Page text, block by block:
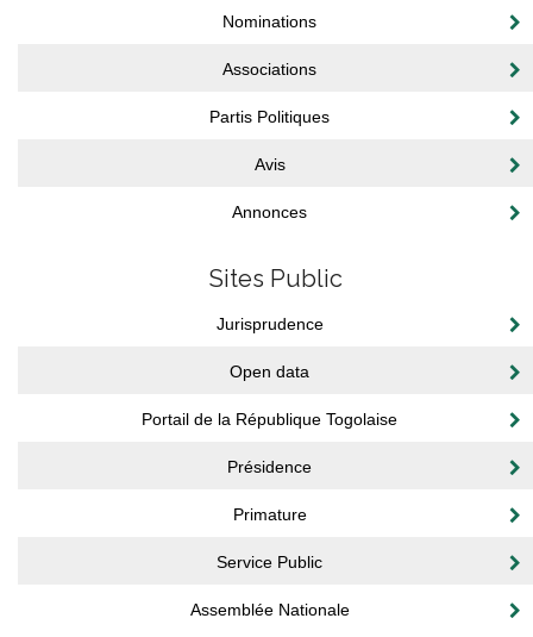
Nominations
Associations
Partis Politiques
Avis
Annonces
Sites Public
Jurisprudence
Open data
Portail de la République Togolaise
Présidence
Primature
Service Public
Assemblée Nationale